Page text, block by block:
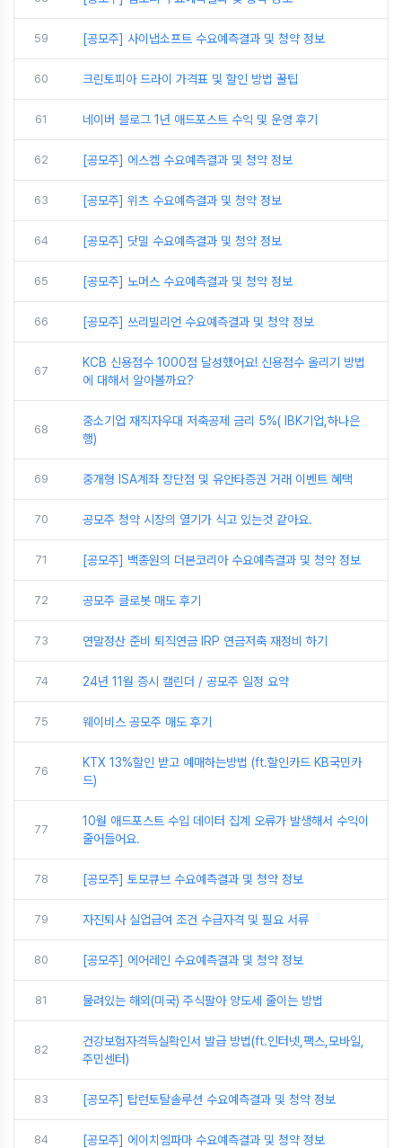
59 [공모주] 사이냅소프트 수요예측결과 및 청약 정보
60 크린토피아 드라이 가격표 및 할인 방법 꿀팁
61 네이버 블로그 1년 애드포스트 수익 및 운영 후기
62 [공모주] 에스켐 수요예측결과 및 청약 정보
63 [공모주] 위츠 수요예측결과 및 청약 정보
64 [공모주] 닷밀 수요예측결과 및 청약 정보
65 [공모주] 노머스 수요예측결과 및 청약 정보
66 [공모주] 쓰리빌리언 수요예측결과 및 청약 정보
67
KCB 신용점수 1000점 달성했어요! 신용점수 올리기 방법
에 대해서 알아볼까요?
68
중소기업 재직자우대 저축공제 금리 5%( IBK기업,하나은
행)
69 중개형 ISA계좌 장단점 및 유안타증권 거래 이벤트 혜택
70 공모주 청약 시장의 열기가 식고 있는것 같아요.
71 [공모주] 백종원의 더본코리아 수요예측결과 및 청약 정보
72 공모주 클로봇 매도 후기
73 연말정산 준비 퇴직연금 IRP 연금저축 재정비 하기
74 24년 11월 증시 캘린더 / 공모주 일정 요약
75 웨이비스 공모주 매도 후기
76
KTX 13%할인 받고 예매하는방법 (ft.할인카드 KB국민카
드)
77
10월 애드포스트 수입 데이터 집계 오류가 발생해서 수익이
줄어들어요.
78 [공모주] 토모큐브 수요예측결과 및 청약 정보
79 자진퇴사 실업급여 조건 수급자격 및 필요 서류
80 [공모주] 에어레인 수요예측결과 및 청약 정보
81 물려있는 해외(미국) 주식팔아 양도세 줄이는 방법
82
건강보험자격득실확인서 발급 방법(ft.인터넷,팩스,모바일,
주민센터)
83 [공모주] 탑런토탈솔루션 수요예측결과 및 청약 정보
84 [공모주] 에이치엠파마 수요예측결과 및 청약 정보